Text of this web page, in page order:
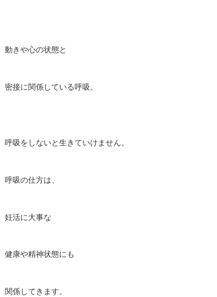
動きや心の状態と
密接に関係している呼吸。
呼吸をしないと生きていけません。
呼吸の仕方は、
妊活に大事な
健康や精神状態にも
関係してきます。